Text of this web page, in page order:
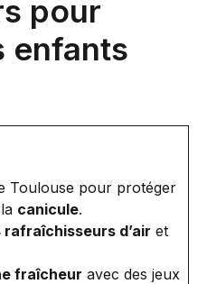
pour
enfants
Toulouse pour protéger
canicule.
rafraîchisseurs d’air et
fraîcheur avec des jeux